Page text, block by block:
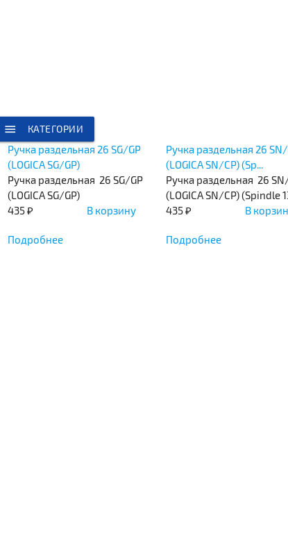
menu КАТЕГОРИИ
Ручка раздельная 26 SG/GP
(LOGICA SG/GP)
Ручка раздельная 26 SG/GP
(LOGICA SG/GP)
435 ₽
В корзину
Подробнее
Ручка раздельная 26
(LOGICA SN/CP) (Sp...
Ручка раздельная 26
(LOGICA SN/CP) (Spindle
435 ₽
В
Подробнее